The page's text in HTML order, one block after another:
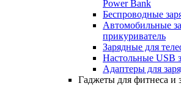
Power Bank
Беспроводные
Автомобильные
прикуриватель
Зарядные для
Настольные USB
Адаптеры для
Гаджеты для фитнеса и